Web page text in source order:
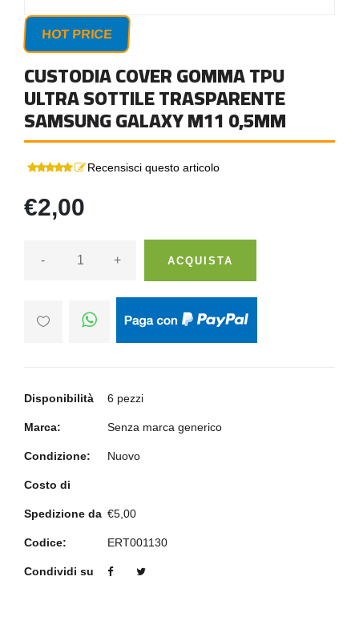
HOT PRICE
CUSTODIA COVER GOMMA TPU
ULTRA SOTTILE TRASPARENTE
SAMSUNG GALAXY M11 0,5MM
Recensisci questo articolo
€2,00
- + ACQUISTA
Disponibilità 6 pezzi
Marca: Senza marca generico
Condizione: Nuovo
Costo di
Spedizione da €5,00
Codice: ERT001130
Condividi su